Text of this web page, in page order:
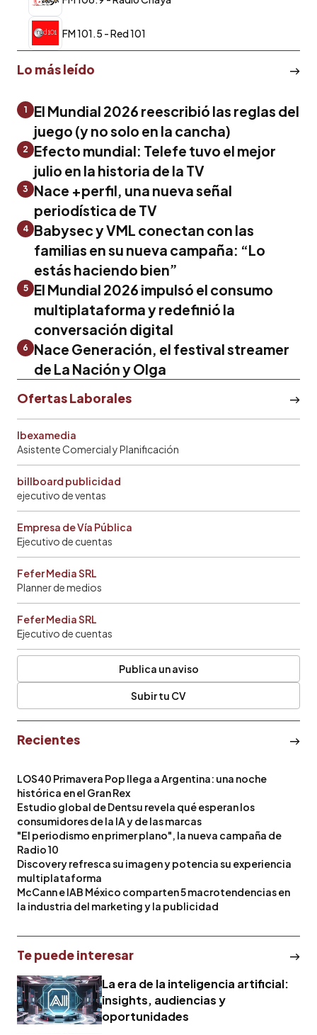
FM 101.5 - Red 101
Lo más leído
1
El Mundial 2026 reescribió las reglas del
juego (y no solo en la cancha)
2
Efecto mundial: Telefe tuvo el mejor
julio en la historia de la TV
3
Nace +perfil, una nueva señal
periodística de TV
4 Babysec y VML conectan con las
familias en su nueva campaña: “Lo
estás haciendo bien”
5
El Mundial 2026 impulsó el consumo
multiplataforma y redefinió la
conversación digital
6
Nace Generación, el festival streamer
de La Nación y Olga
Ofertas Laborales
Ibexamedia
Asistente Comercial y Planificación
billboard publicidad
ejecutivo de ventas
Empresa de Vía Pública
Ejecutivo de cuentas
Fefer Media SRL
Planner de medios
Fefer Media SRL
Ejecutivo de cuentas
Publica un aviso
Subir tu CV
Recientes
LOS40 Primavera Pop llega a Argentina: una noche
histórica en el Gran Rex
Estudio global de Dentsu revela qué esperan los
consumidores de la IA y de las marcas
"El periodismo en primer plano", la nueva campaña de
Radio 10
Discovery refresca su imagen y potencia su experiencia
multiplataforma
McCann e IAB México comparten 5 macrotendencias en
la industria del marketing y la publicidad
Te puede interesar
La era de la inteligencia artificial:
insights, audiencias y
oportunidades